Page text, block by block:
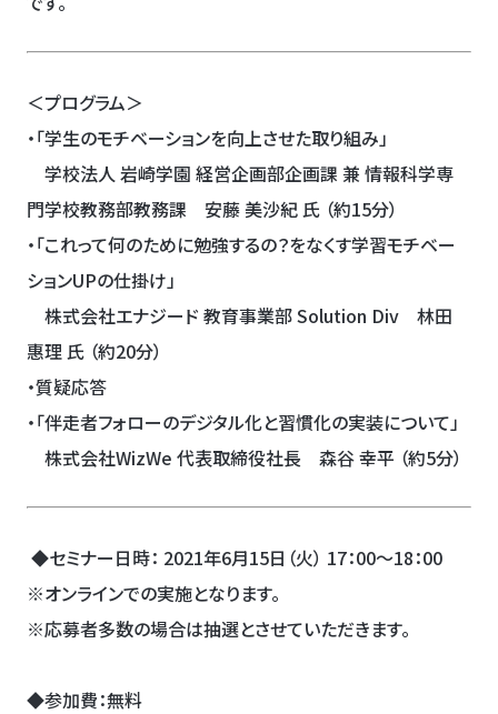
＜プログラム＞
・「学生のモチベーションを向上させた取り組み」
学校法人 岩崎学園 経営企画部企画課兼 情報科学専
門学校教務部教務課 安藤 美沙紀 氏 （約15分）
・「これって何のために勉強するの？をなくす学習モチベー
ションUPの仕掛け」
株式会社エナジード 教育事業部 Solution Div 林田
惠理 氏 （約20分）
・質疑応答
・「伴走者フォローのデジタル化と習慣化の実装について」
株式会社WizWe 代表取締役社長 森谷 幸平 （約5分）
◆セミナー日時： 2021年6月15日（火） 17：00～18：00
※オンラインでの実施となります。
※応募者多数の場合は抽選とさせていただきます。
◆参加費：無料